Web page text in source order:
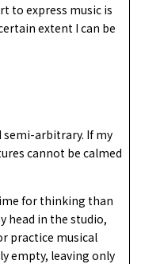
to express music is
extent I can be
semi-arbitrary. If my
cannot be calmed
for thinking than
head in the studio,
practice musical
empty, leaving only